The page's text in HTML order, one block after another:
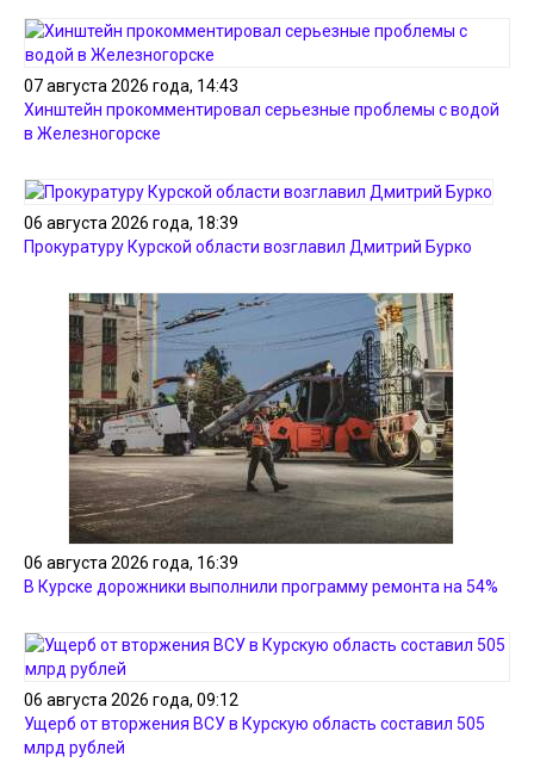
07 августа 2026 года, 14:43
Хинштейн прокомментировал серьезные проблемы с водой
в Железногорске
06 августа 2026 года, 18:39
Прокуратуру Курской области возглавил Дмитрий Бурко
06 августа 2026 года, 16:39
В Курске дорожники выполнили программу ремонта на 54%
06 августа 2026 года, 09:12
Ущерб от вторжения ВСУ в Курскую область составил 505
млрд рублей